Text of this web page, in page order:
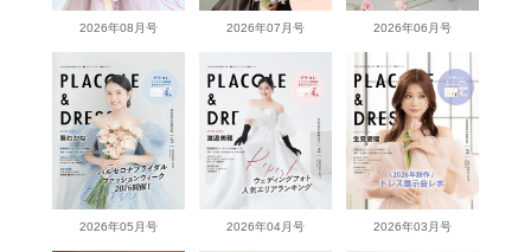
2026年08月号 2026年07月号 2026年06月号
2026年05月号 2026年04月号 2026年03月号